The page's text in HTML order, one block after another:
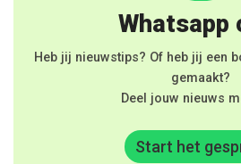
Whatsapp
Heb jij nieuwstips? Of heb jij een
gemaakt?
Deel jouw nieuws
Start het